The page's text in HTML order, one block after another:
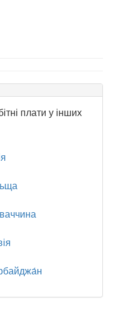
плати у інших